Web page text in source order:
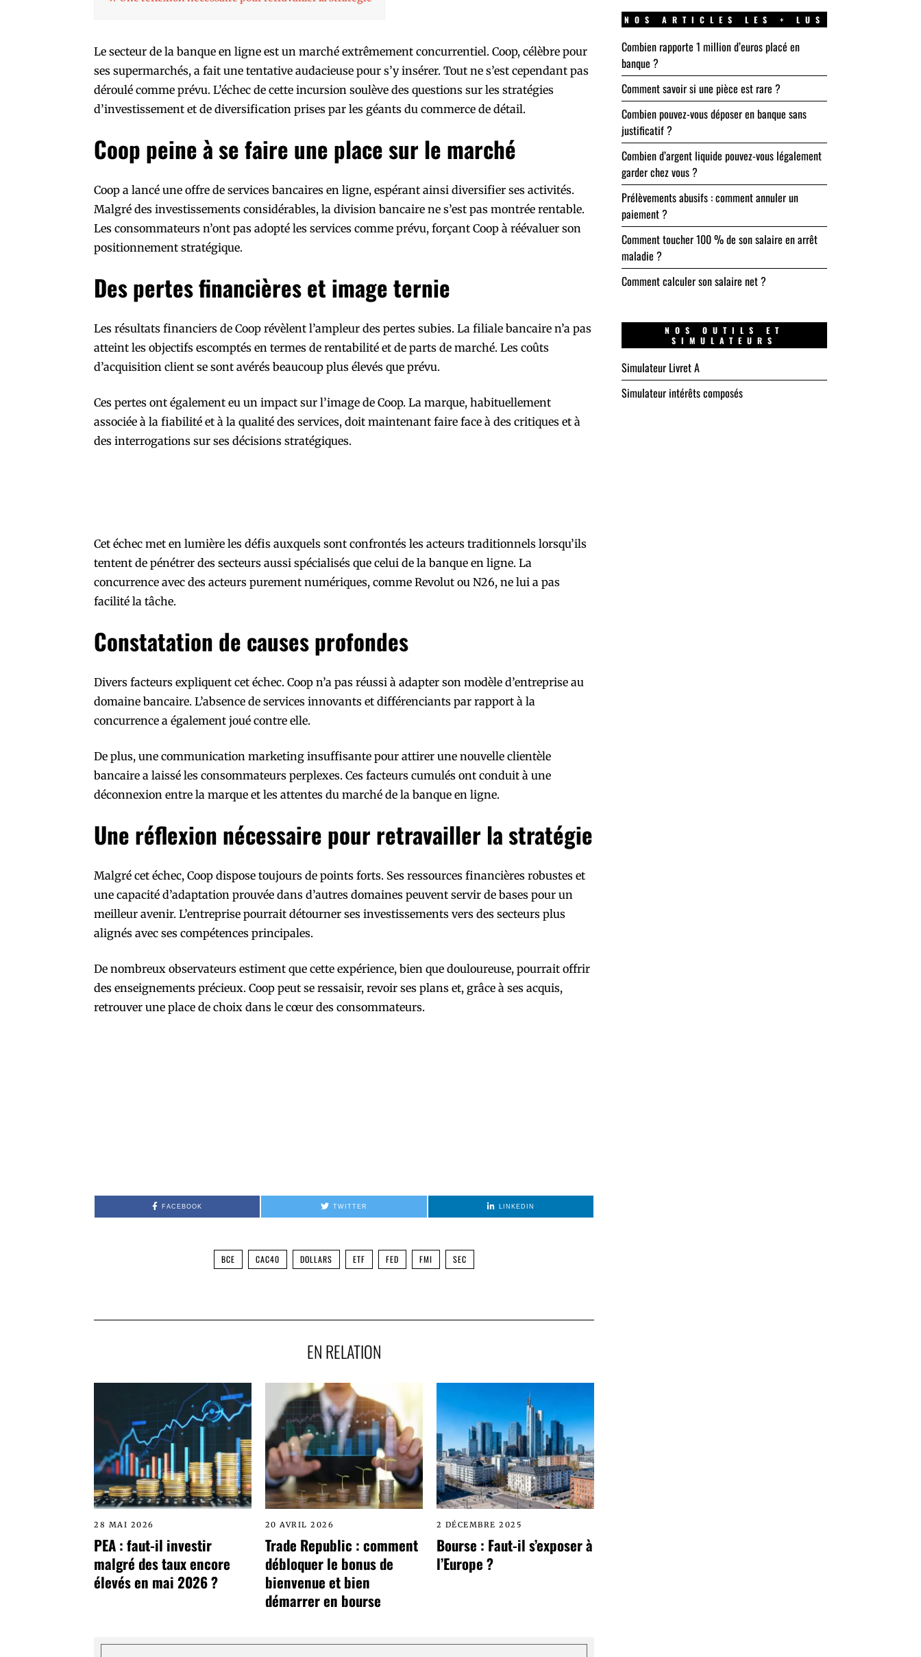
Le secteur de la banque en ligne est un marché extrêmement concurrentiel. Coop, célèbre pour
ses supermarchés, a fait une tentative audacieuse pour s’y insérer. Tout ne s’est cependant pas
déroulé comme prévu. L’échec de cette incursion soulève des questions sur les stratégies
d’investissement et de diversification prises par les géants du commerce de détail.
Coop peine à se faire une place sur le marché
Coop a lancé une offre de services bancaires en ligne, espérant ainsi diversifier ses activités.
Malgré des investissements considérables, la division bancaire ne s’est pas montrée rentable.
Les consommateurs n’ont pas adopté les services comme prévu, forçant Coop à réévaluer son
positionnement stratégique.
Des pertes financières et image ternie
Les résultats financiers de Coop révèlent l’ampleur des pertes subies. La filiale bancaire n’a pas
atteint les objectifs escomptés en termes de rentabilité et de parts de marché. Les coûts
d’acquisition client se sont avérés beaucoup plus élevés que prévu.
Ces pertes ont également eu un impact sur l’image de Coop. La marque, habituellement
associée à la fiabilité et à la qualité des services, doit maintenant faire face à des critiques et à
des interrogations sur ses décisions stratégiques.
Cet échec met en lumière les défis auxquels sont confrontés les acteurs traditionnels lorsqu’ils
tentent de pénétrer des secteurs aussi spécialisés que celui de la banque en ligne. La
concurrence avec des acteurs purement numériques, comme Revolut ou N26, ne lui a pas
facilité la tâche.
Constatation de causes profondes
Divers facteurs expliquent cet échec. Coop n’a pas réussi à adapter son modèle d’entreprise au
domaine bancaire. L’absence de services innovants et différenciants par rapport à la
concurrence a également joué contre elle.
De plus, une communication marketing insuffisante pour attirer une nouvelle clientèle
bancaire a laissé les consommateurs perplexes. Ces facteurs cumulés ont conduit à une
déconnexion entre la marque et les attentes du marché de la banque en ligne.
Une réflexion nécessaire pour retravailler la stratégie
Malgré cet échec, Coop dispose toujours de points forts. Ses ressources financières robustes et
une capacité d’adaptation prouvée dans d’autres domaines peuvent servir de bases pour un
meilleur avenir. L’entreprise pourrait détourner ses investissements vers des secteurs plus
alignés avec ses compétences principales.
De nombreux observateurs estiment que cette expérience, bien que douloureuse, pourrait offrir
des enseignements précieux. Coop peut se ressaisir, revoir ses plans et, grâce à ses acquis,
retrouver une place de choix dans le cœur des consommateurs.
FACEBOOK TWITTER LINKEDIN
BCE CAC40 DOLLARS ETF FED FMI SEC
EN RELATION
28 MAI 2026
PEA : faut-il investir
malgré des taux encore
élevés en mai 2026 ?
20 AVRIL 2026
Trade Republic : comment
débloquer le bonus de
bienvenue et bien
démarrer en bourse
2 DÉCEMBRE 2025
Bourse : Faut-il s’exposer à
l’Europe ?
NOS ARTICLES LES + LUS
Combien rapporte 1 million d’euros placé en
banque ?
Comment savoir si une pièce est rare ?
Combien pouvez-vous déposer en banque sans
justificatif ?
Combien d’argent liquide pouvez-vous légalement
garder chez vous ?
Prélèvements abusifs : comment annuler un
paiement ?
Comment toucher 100 % de son salaire en arrêt
maladie ?
Comment calculer son salaire net ?
NOS OUTILS ET
SIMULATEURS
Simulateur Livret A
Simulateur intérêts composés